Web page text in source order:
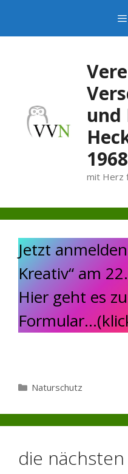
und
mit Herz
Jetzt
Kreativ“ am
Hier geht es
Kategorien
Naturschutz
die